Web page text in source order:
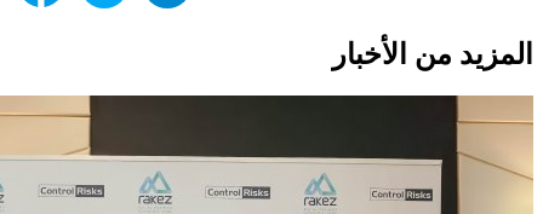
المزيد من الأخبار